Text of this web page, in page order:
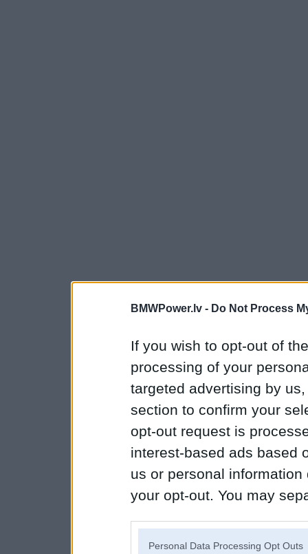
BMWPower.lv - Do Not Process
If you wish to opt-out of
processing of your
targeted advertising by
section to confirm your
opt-out request is
interest-based ads based
us or personal
your opt-out. You may
Personal Data Processing Opt Outs